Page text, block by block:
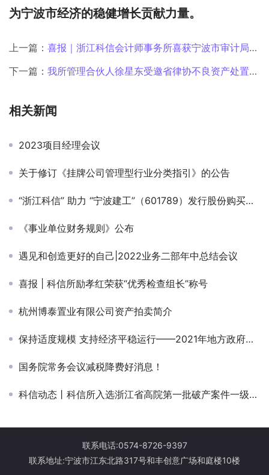
为宁波市经济的稳健增长贡献力量。
上一篇： 喜报｜浙江科信会计师事务所喜获宁波市审计局感谢信
下一篇： 我所管理合伙人徐星东受邀省律协不良资产处置专业委员会研讨沙龙作主题分享
相关新闻
2023项目经理会议
关于修订《挂牌公司管理型行业分类指引》的公告
“浙江科信” 助力 “宁波建工”（601789）发行股份购买资产项目顺利过会
《事业单位财务规则》公布
遇见和创造更好的自己|2022业务二部年中总结会议
喜报 | 科信所励孝红荣获“优秀检查组长”称号
杭州博泰置业有限公司资产拍卖简介
保持适度规模 支持经济平稳运行——2021年地方政府债券发行数据解读
国务院常务会议减税降费好消息！
科信动态丨科信所入选浙江省高院第一批破产案件一级管理人名册
联系电话:0574-8726-9397
联系地址:宁波市江东北路317号和丰创意广场和庭楼10楼